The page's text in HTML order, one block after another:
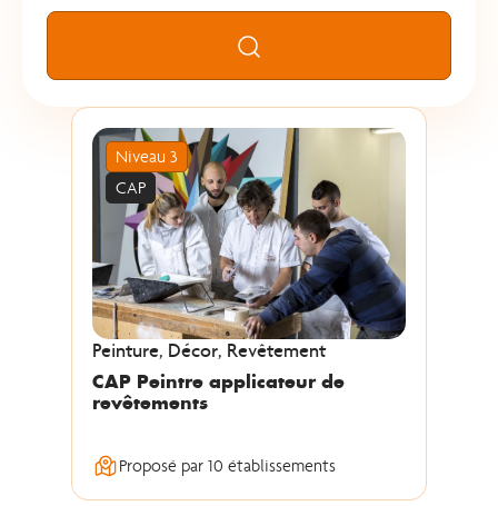
Rechercher
Niveau 3
CAP
Peinture, Décor, Revêtement
CAP Peintre applicateur de
revêtements
Proposé par 10 établissements